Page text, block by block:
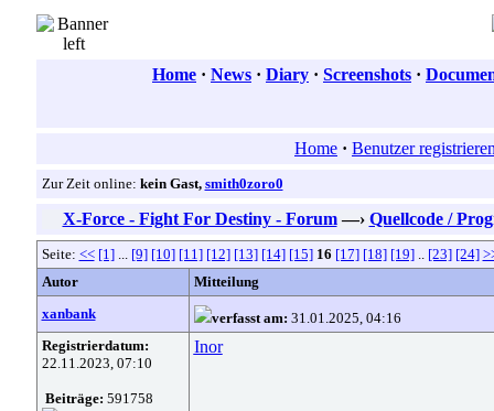
Home · News · Diary · Screenshots ·
Home · Benutzer
Zur Zeit online: kein Gast, smith0zoro0
X-Force - Fight For Destiny - Forum —› Quellcode /
Seite: << [1]... [9] [10] [11] [12] [13] [14] [15] 16 [17] [18] [19].. [23] [24]
Autor
Mitteilung
xanbank
verfasst am: 31.01.2025, 04:16
Registrierdatum:
22.11.2023, 07:10
Beiträge: 591758
Inor